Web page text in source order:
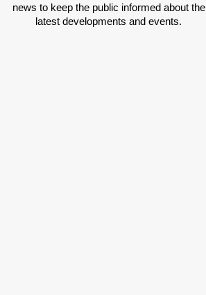
news to keep the public informed about the
latest developments and events.